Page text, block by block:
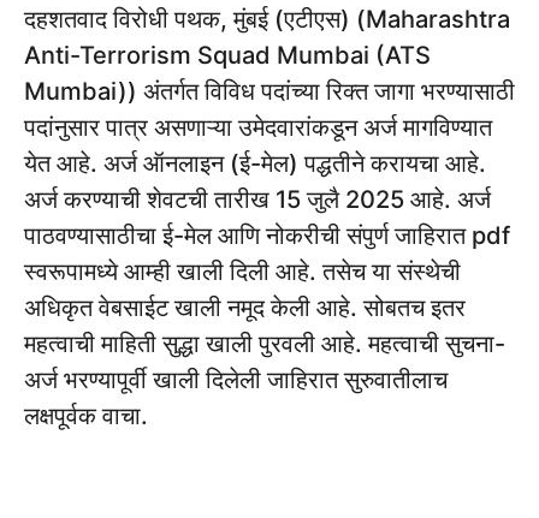
दहशतवाद विरोधी पथक, मुंबई (एटीएस) (Maharashtra
Anti-Terrorism Squad Mumbai (ATS
Mumbai)) अंतर्गत विविध पदांच्या रिक्त जागा भरण्यासाठी
पदांनुसार पात्र असणाऱ्या उमेदवारांकडून अर्ज मागविण्यात
येत आहे. अर्ज ऑनलाइन (ई-मेल) पद्धतीने करायचा आहे.
अर्ज करण्याची शेवटची तारीख 15 जुलै 2025 आहे. अर्ज
पाठवण्यासाठीचा ई-मेल आणि नोकरीची संपुर्ण जाहिरात pdf
स्वरूपामध्ये आम्ही खाली दिली आहे. तसेच या संस्थेची
अधिकृत वेबसाईट खाली नमूद केली आहे. सोबतच इतर
महत्वाची माहिती सुद्धा खाली पुरवली आहे. महत्वाची सुचना-
अर्ज भरण्यापूर्वी खाली दिलेली जाहिरात सुरुवातीलाच
लक्षपूर्वक वाचा.